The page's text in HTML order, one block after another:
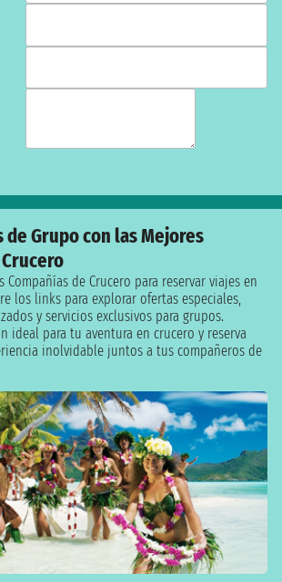
de Grupo con las Mejores
Compañías de Crucero para reservar viajes en
los links para explorar ofertas especiales,
y servicios exclusivos para grupos.
ideal para tu aventura en crucero y reserva
inolvidable juntos a tus compañeros de